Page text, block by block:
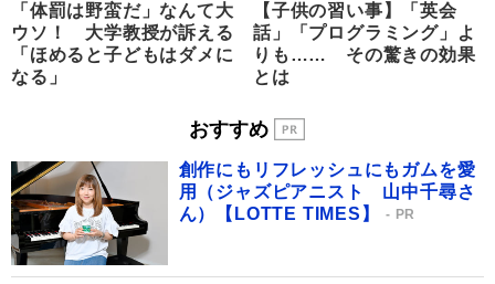
「体罰は野蛮だ」なんて大
ウソ！ 大学教授が訴える
「ほめると子どもはダメに
なる」
【子供の習い事】「英会
話」「プログラミング」よ
りも…… その驚きの効果
とは
おすすめ
創作にもリフレッシュにもガムを愛
用（ジャズピアニスト 山中千尋さ
ん）【LOTTE TIMES】
PR